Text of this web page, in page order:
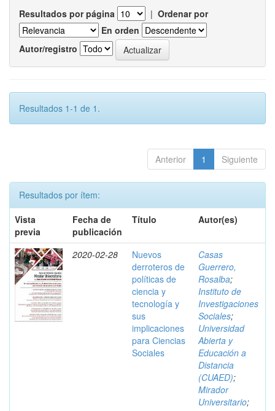
Resultados por página | Ordenar por
En orden
Autor/registro
Resultados 1-1 de 1.
Anterior 1 Siguiente
Resultados por ítem:
Vista
previa
Fecha de
publicación
Título Autor(es)
2020-02-28
Nuevos
derroteros de
políticas de
ciencia y
tecnología y
sus
implicaciones
para Ciencias
Sociales
Casas
Guerrero,
Rosalba;
Instituto de
Investigaciones
Sociales;
Universidad
Abierta y
Educación a
Distancia
(CUAED);
Mirador
Universitario;